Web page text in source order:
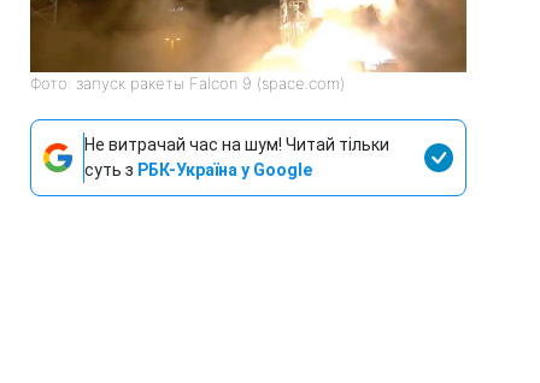
Фото: запуск ракеты Falcon 9 (space.com)
Не витрачай час на шум! Читай тільки
суть з РБК-Україна у Google